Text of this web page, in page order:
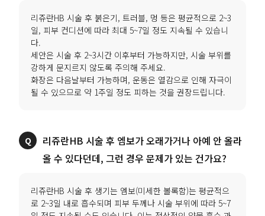
리쥬란HB 시술 후 붉은기, 트러블, 멍 등은 평균적으로 2~3
일, 피부 컨디션에 따라 최대 5~7일 정도 지속될 수 있습니
다.
세안은 시술 후 2~3시간 이후부터 가능하지만, 시술 부위를
강하게 문지르지 않도록 주의해 주세요.
화장은 다음날부터 가능하며, 운동은 열감으로 인해 자극이
될 수 있으므로 약 1주일 정도 피하는 것을 권장드립니다.
리쥬란HB 시술 후 엠보가 오래가거나 아예 안 올라
올 수 있다던데, 그런 경우 문제가 있는 건가요?
리쥬란HB 시술 후 생기는 엠보(미세한 볼록함)는 평균적으
로 2~3일 내로 흡수되며 피부 두께나 시술 부위에 따라 5~7